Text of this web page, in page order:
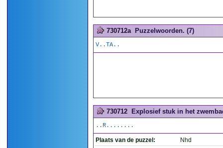
730712a Puzzelwoorden. (7)
V..TA..
730712 Explosief stuk in het
..R........
Plaats van de puzzel:
Nhd